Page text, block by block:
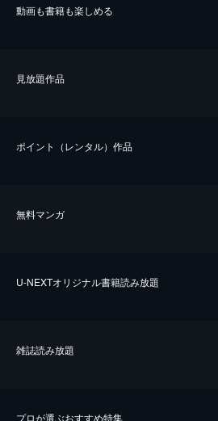
動画も書籍も楽しめる
⾒放題作品
ポイント（レンタル）作品
無料マンガ
U-NEXTオリジナル書籍読み放題
雑誌読み放題
プロが選ぶおすすめ特集